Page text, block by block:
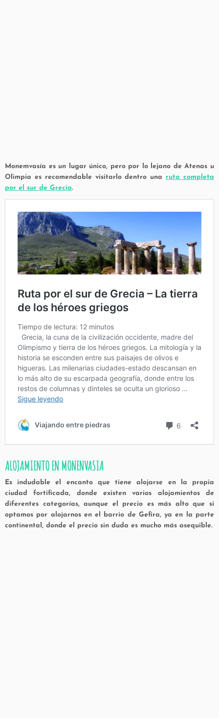
Monemvasía es un lugar único, pero por lo lejano de Atenas u
Olimpia es recomendable visitarlo dentro una ruta completa
por el sur de Grecia.
ALOJAMIENTO EN MONENVASIA
Es indudable el encanto que tiene alojarse en la propia
ciudad fortificada, donde existen varios alojamientos de
diferentes categorías, aunque el precio es más alto que si
optamos por alojarnos en el barrio de Gefira, ya en la parte
continental, donde el precio sin duda es mucho más asequible.